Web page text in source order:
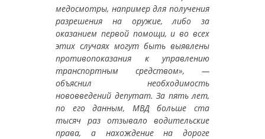
медосмотры, например для получения
разрешения на оружие, либо за
оказанием первой помощи, и во всех
этих случаях могут быть выявлены
противопоказания к управлению
транспортным средством», —
объяснил необходимость
нововведений депутат. За пять лет,
по его данным, МВД больше ста
тысяч раз отзывало водительские
права, а нахождение на дороге